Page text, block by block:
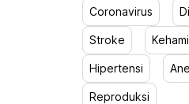
Coronavirus
Stroke
Hipertensi
Reproduksi